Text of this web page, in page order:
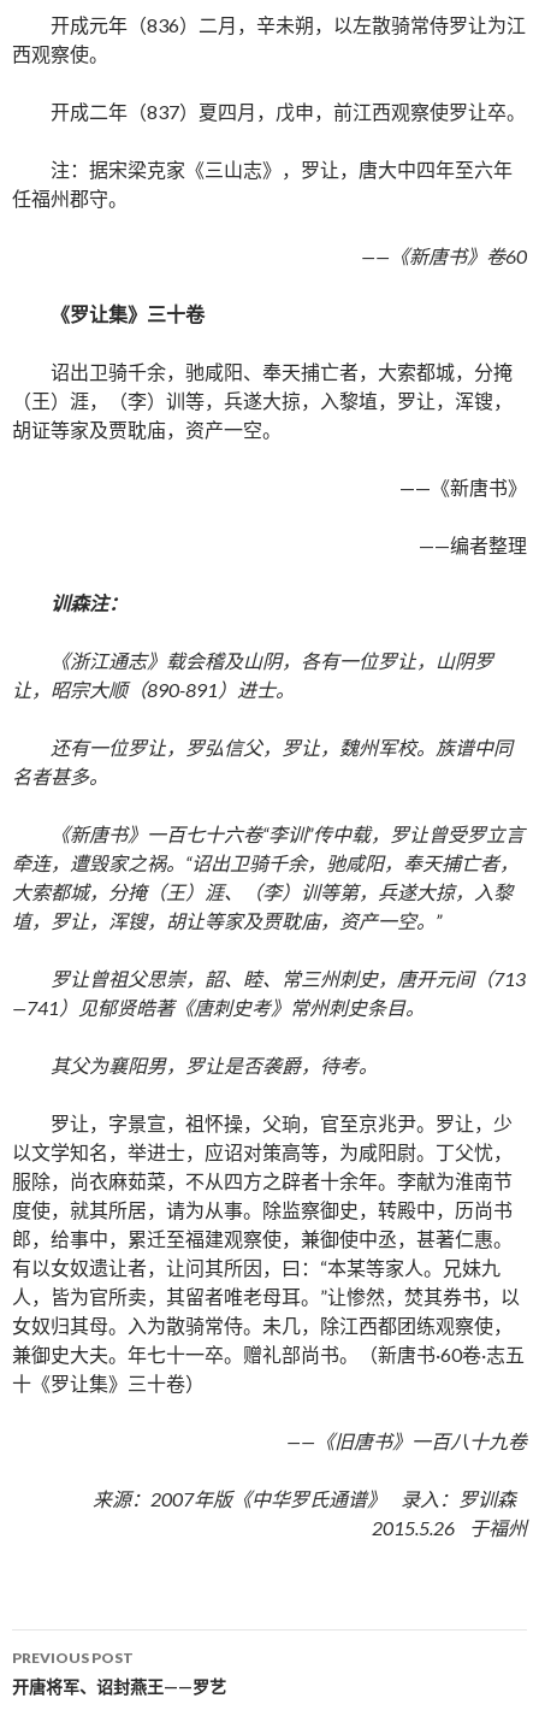
开成元年（836）二月，辛未朔，以左散骑常侍罗让为江
西观察使。
开成二年（837）夏四月，戊申，前江西观察使罗让卒。
注：据宋梁克家《三山志》，罗让，唐大中四年至六年
任福州郡守。
——《新唐书》卷60
《罗让集》三十卷
诏出卫骑千余，驰咸阳、奉天捕亡者，大索都城，分掩
（王）涯，（李）训等，兵遂大掠，入黎埴，罗让，浑锼，
胡证等家及贾耽庙，资产一空。
——《新唐书》
——编者整理
训森注：
《浙江通志》载会稽及山阴，各有一位罗让，山阴罗
让，昭宗大顺（890-891）进士。
还有一位罗让，罗弘信父，罗让，魏州军校。族谱中同
名者甚多。
《新唐书》一百七十六卷“李训”传中载，罗让曾受罗立言
牵连，遭毁家之祸。“诏出卫骑千余，驰咸阳，奉天捕亡者，
大索都城，分掩（王）涯、（李）训等第，兵遂大掠，入黎
埴，罗让，浑锼，胡让等家及贾耽庙，资产一空。”
罗让曾祖父思崇，韶、睦、常三州刺史，唐开元间（713
—741）见郁贤皓著《唐刺史考》常州刺史条目。
其父为襄阳男，罗让是否袭爵，待考。
罗让，字景宣，祖怀操，父珦，官至京兆尹。罗让，少
以文学知名，举进士，应诏对策高等，为咸阳尉。丁父忧，
服除，尚衣麻茹菜，不从四方之辟者十余年。李献为淮南节
度使，就其所居，请为从事。除监察御史，转殿中，历尚书
郎，给事中，累迁至福建观察使，兼御使中丞，甚著仁惠。
有以女奴遗让者，让问其所因，曰：“本某等家人。兄妹九
人，皆为官所卖，其留者唯老母耳。”让惨然，焚其券书，以
女奴归其母。入为散骑常侍。未几，除江西都团练观察使，
兼御史大夫。年七十一卒。赠礼部尚书。（新唐书·60卷·志五
十《罗让集》三十卷）
——《旧唐书》一百八十九卷
来源：2007年版《中华罗氏通谱》 录入：罗训森
2015.5.26 于福州
Post navigation
PREVIOUS POST
开唐将军、诏封燕王——罗艺